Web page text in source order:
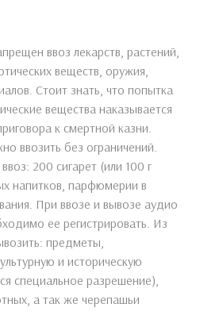
ввоз лекарств, растений,
веществ, оружия,
Стоит знать, что попытка
вещества наказывается
к смертной казни.
ввозить без ограничений.
200 сигарет (или 100 г
напитков, парфюмерии в
При ввозе и вывозе аудио
ее регистрировать. Из
предметы,
и историческую
специальное разрешение),
а так же черепашьи